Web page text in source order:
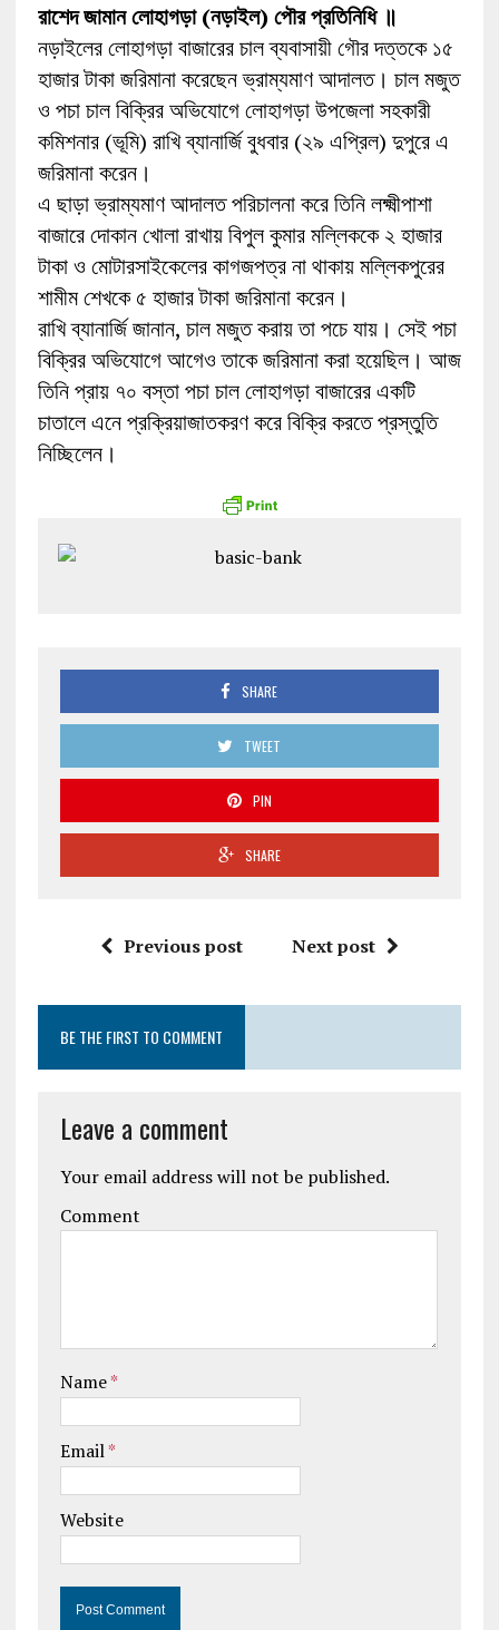
রাশেদ জামান লোহাগড়া (নড়াইল) পৌর প্রতিনিধি ॥
নড়াইলের লোহাগড়া বাজারের চাল ব্যবাসায়ী গৌর দত্তকে ১৫
হাজার টাকা জরিমানা করেছেন ভ্রাম্যমাণ আদালত। চাল মজুত
ও পচা চাল বিক্রির অভিযোগে লোহাগড়া উপজেলা সহকারী
কমিশনার (ভূমি) রাখি ব্যানার্জি বুধবার (২৯ এপ্রিল) দুপুরে এ
জরিমানা করেন।
এ ছাড়া ভ্রাম্যমাণ আদালত পরিচালনা করে তিনি লক্ষ্মীপাশা
বাজারে দোকান খোলা রাখায় বিপুল কুমার মল্লিককে ২ হাজার
টাকা ও মোটারসাইকেলের কাগজপত্র না থাকায় মল্লিকপুরের
শামীম শেখকে ৫ হাজার টাকা জরিমানা করেন।
রাখি ব্যানার্জি জানান, চাল মজুত করায় তা পচে যায়। সেই পচা
বিক্রির অভিযোগে আগেও তাকে জরিমানা করা হয়েছিল। আজ
তিনি প্রায় ৭০ বস্তা পচা চাল লোহাগড়া বাজারের একটি
চাতালে এনে প্রক্রিয়াজাতকরণ করে বিক্রি করতে প্রস্তুতি
নিচ্ছিলেন।
SHARE
TWEET
PIN
SHARE
Previous post Next post
BE THE FIRST TO COMMENT
Leave a comment
Your email address will not be published.
Comment
Name*
Email*
Website